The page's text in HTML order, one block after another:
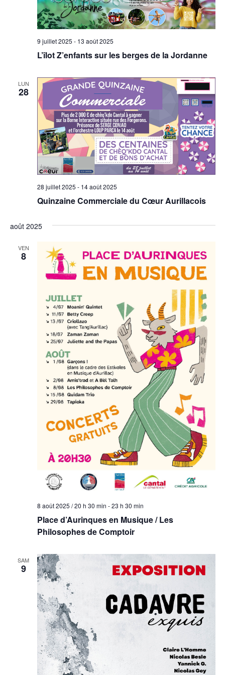
L’îlot Z’enfants sur les berges de la Jordanne
9 juillet 2025 - 13 août 2025
LUN
28
Quinzaine Commerciale du Cœur Aurillacois
28 juillet 2025 - 14 août 2025
août 2025
VEN
8
Place d’Aurinques en Musique / Les
Philosophes de Comptoir
8 août 2025 / 20 h 30 min -23 h 30 min
SAM
9